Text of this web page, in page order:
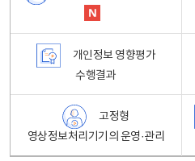
개인정보 영향평가
수행결과
고정형
영상정보처리기기의 운영·관리